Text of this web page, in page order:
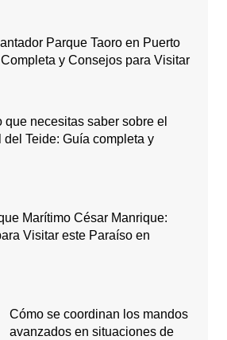
Parque Taoro en Puerto
y Consejos para Visitar
que necesitas saber sobre el
del Teide: Guía completa y
Marítimo César Manrique:
Visitar este Paraíso en
Cómo se coordinan los mandos
avanzados en situaciones de